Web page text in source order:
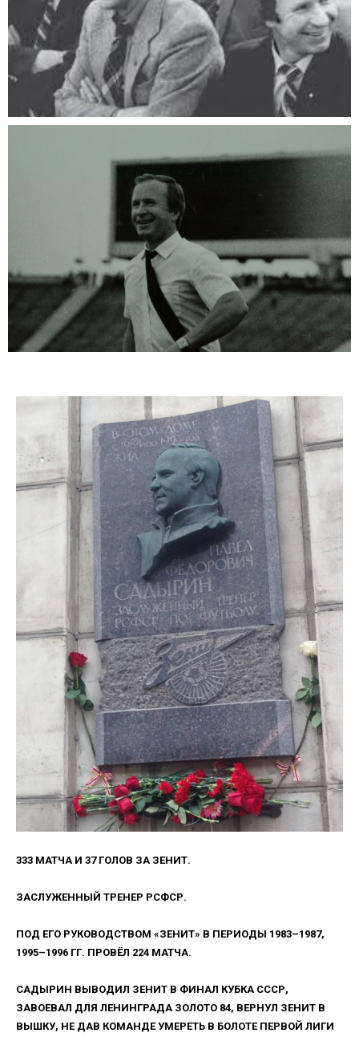
333 МАТЧА И 37 ГОЛОВ ЗА ЗЕНИТ.
ЗАСЛУЖЕННЫЙ ТРЕНЕР РСФСР.
ПОД ЕГО РУКОВОДСТВОМ «ЗЕНИТ» В ПЕРИОДЫ 1983–1987,
1995–1996 ГГ. ПРОВЁЛ 224 МАТЧА.
САДЫРИН ВЫВОДИЛ ЗЕНИТ В ФИНАЛ КУБКА СССР,
ЗАВОЕВАЛ ДЛЯ ЛЕНИНГРАДА ЗОЛОТО 84, ВЕРНУЛ ЗЕНИТ В
ВЫШКУ, НЕ ДАВ КОМАНДЕ УМЕРЕТЬ В БОЛОТЕ ПЕРВОЙ ЛИГИ